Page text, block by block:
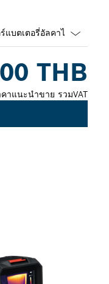
THB
าแนะนำขาย รวมVAT